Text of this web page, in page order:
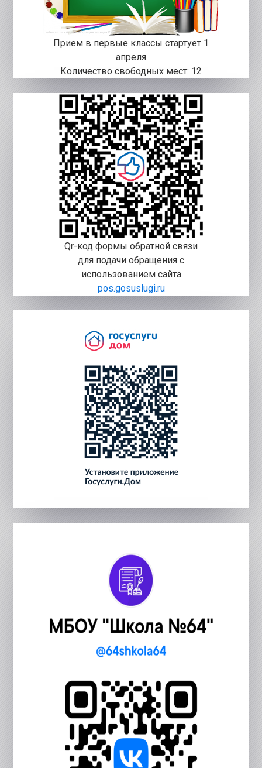
Прием в первые классы стартует 1
апреля
Количество свободных мест: 12
Qr-код формы обратной связи
для подачи обращения с
использованием сайта
pos.gosuslugi.ru